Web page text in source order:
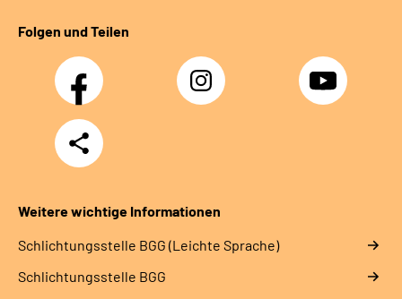
Folgen und Teilen
Facebook Instagram YouTube
Teilen
Weitere wichtige Informationen
Schlich­tungs­stel­le BGG (Leichte Sprache)
Schlich­tungs­stel­le BGG